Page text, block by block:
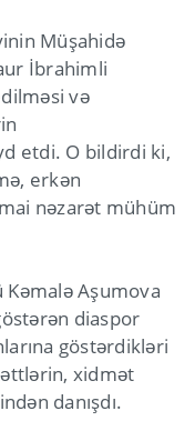
Müşahidə
İbrahimli
və
etdi. O bildirdi ki,
erkən
nəzarət mühüm
Kəmalə Aşumova
diaspor
göstərdikləri
xidmət
danışdı.